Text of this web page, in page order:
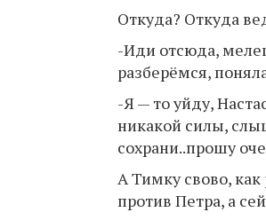
Откуда? Откуда
-Иди отсюда,
разберёмся,
-Я — то уйду,
никакой силы,
сохрани..прошу
А Тимку свово,
против Петра, а